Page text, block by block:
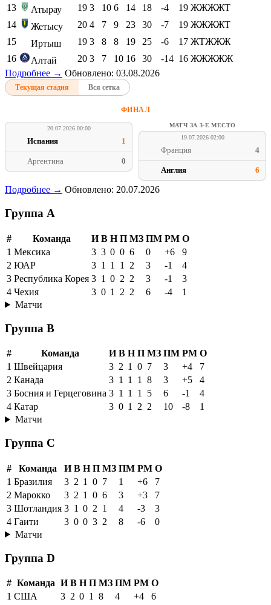
13
Атырау 19 3 10 6 14 18 -4 19 ЖЖЖЖТ
14
Жетысу 20 4 7 9 23 30 -7 19 ЖЖЖЖТ
15
Иртыш 19 3 8 8 19 25 -6 17 ЖТЖЖЖ
16
Алтай 20 3 7 10 16 30 -14 16 ЖЖЖЖЖ
Подробнее → Обновлено: 03.08.2026
Текущая стадия Вся сетка
ФИНАЛ
20.07.2026 00:00
Испания 1
Аргентина 0
МАТЧ ЗА 3-Е МЕСТО
19.07.2026 02:00
Франция 4
Англия 6
Подробнее → Обновлено: 20.07.2026
Группа A
# Команда И В Н П МЗ ПМ РМ О
1 Мексика 3 3 0 0 6 0 +6
9
2 ЮАР 3 1 1 1 2 3 -1
4
3 Республика Корея 3 1 0 2 2 3 -1
3
4 Чехия 3 0 1 2 2 6 -4
1
Матчи
Группа B
# Команда И В Н П МЗ ПМ РМ О
1 Швейцария 3 2 1 0 7 3 +4
7
2 Канада 3 1 1 1 8 3 +5
4
3 Босния и Герцеговина 3 1 1 1 5 6 -1
4
4 Катар 3 0 1 2 2 10 -8
1
Матчи
Группа C
# Команда И В Н П МЗ ПМ РМ О
1 Бразилия 3 2 1 0 7 1 +6
7
2 Марокко 3 2 1 0 6 3 +3
7
3 Шотландия 3 1 0 2 1 4 -3
3
4 Гаити 3 0 0 3 2 8 -6
0
Матчи
Группа D
# Команда И В Н П МЗ ПМ РМ О
1 США 3 2 0 1 8 4 +4
6